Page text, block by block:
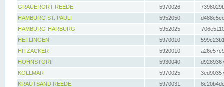
GRAUERORT REEDE
5970026
HAMBURG ST. PAULI
5952050
HAMBURG-HARBURG
5952025
HETLINGEN
5970010
HITZACKER
5920010
HOHNSTORF
5930040
KOLLMAR
5970025
KRAUTSAND REEDE
5970031